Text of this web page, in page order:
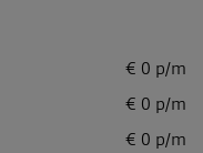
€ 0 p/m
€ 0 p/m
€ 0 p/m